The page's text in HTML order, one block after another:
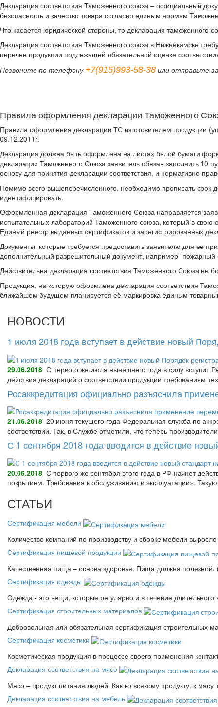
Декларация соответствия Таможенного союза – официальный
безопасность и качество товара согласно единым нормам
Что касается юридической стороны, то декларация таможенного
Декларация соответствия Таможенного союза в Нижнекамске
перечне продукции подлежащей обязательной оценке
Позвоните по телефону +7(915)993-58-38 или отправьте
Правила оформления декларации Таможенного
Правила оформления декларации ТС изготовителем продукции
09.12.2011г.
Декларация должна быть оформлена на листах белой бумаги
декларации Таможенного Союза заявитель обязан заполнить 10
основу для принятия декларации соответствия, и нормативно-
Помимо всего вышеперечисленного, необходимо прописать
идентифицировать.
Оформленная декларация Таможенного Союза направляется
испытательных лабораторий Таможенного союза, который в свою
Единый реестр выданных сертификатов и зарегистрированных
Документы, которые требуется предоставить заявителю для ее
дополнительный разрешительный документ, например
Действительна декларация соответствия Таможенного Союза не
Продукция, на которую оформлена декларация соответствия
ближайшем будущем планируется её маркировка единым
НОВОСТИ
1 июля 2018 года вступает в действие новый
29.06.2018 С первого же июля нынешнего года в силу вступит
действия деклараций о соответствии продукции требованиям
Росаккредитация официально разъяснила
21.06.2018 20 июня текущего года Федеральная служба по
соответствии. Так, в Службе отметили, что теперь
С 1 сентября 2018 года вводится в действие
20.06.2018 С первого же сентября этого года в РФ начнет
покрытием. Требования к обслуживанию и эксплуатации».
СТАТЬИ
Сертификация мебели
Количество компаний по производству и сборке мебели
Сертификация пищевой продукции
Качественная пища – основа здоровья. Пища должна
Сертификация одежды
Одежда - это вещи, которые регулярно и в течение
Сертификация строительных материалов
Добровольная или обязательная сертификация строительных
Сертификация косметики
Косметическая продукция в процессе своего применения
Декларация соответствия на мясо
Мясо – продукт питания людей. Как ко всякому продукту, к мясу
Декларация соответствия на мебель